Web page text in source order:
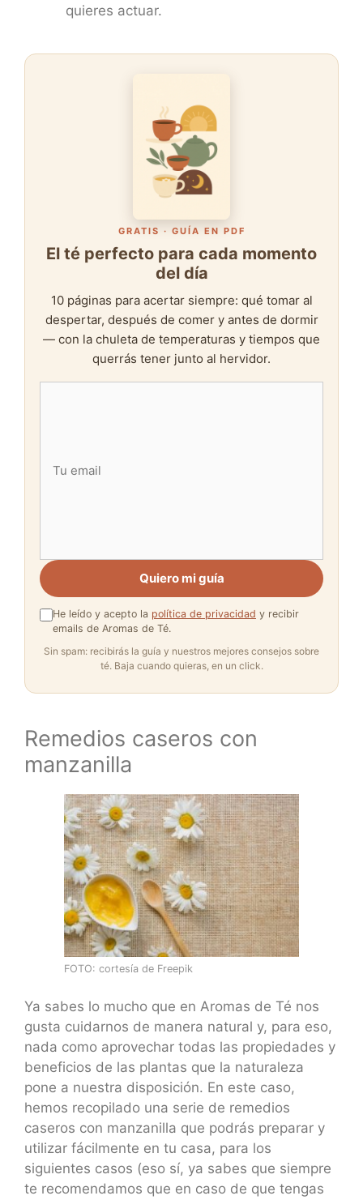
quieres actuar.
GRATIS · GUÍA EN PDF
El té perfecto para cada momento
del día
10 páginas para acertar siempre: qué tomar al
despertar, después de comer y antes de dormir
— con la chuleta de temperaturas y tiempos que
querrás tener junto al hervidor.
Quiero mi guía
He leído y acepto la política de privacidad y recibir
emails de Aromas de Té.
Sin spam: recibirás la guía y nuestros mejores consejos sobre
té. Baja cuando quieras, en un click.
Remedios caseros con
manzanilla
FOTO: cortesía de Freepik
Ya sabes lo mucho que en Aromas de Té nos
gusta cuidarnos de manera natural y, para eso,
nada como aprovechar todas las propiedades y
beneficios de las plantas que la naturaleza
pone a nuestra disposición. En este caso,
hemos recopilado una serie de remedios
caseros con manzanilla que podrás preparar y
utilizar fácilmente en tu casa, para los
siguientes casos (eso sí, ya sabes que siempre
te recomendamos que en caso de que tengas